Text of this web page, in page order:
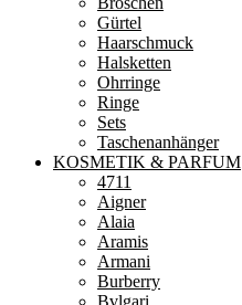
Gürtel
Haarschmuck
Halsketten
Ohrringe
Ringe
Sets
Taschenanhänger
KOSMETIK & PARFUM
4711
Aigner
Alaia
Aramis
Armani
Burberry
Bvlgari